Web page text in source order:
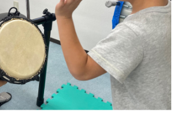
学申込・お問合せ